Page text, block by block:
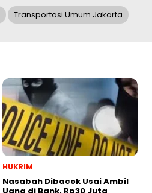
Transportasi Umum Jakarta
HUKRIM
Nasabah Dibacok Usai Ambil